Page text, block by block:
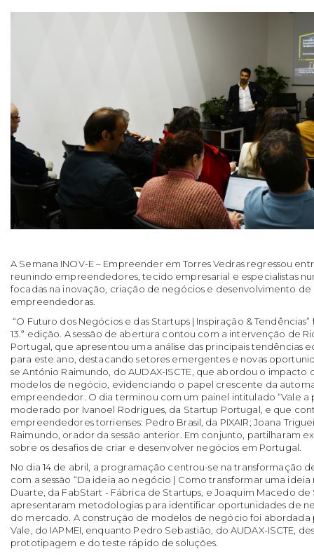
A Semana INOV-E – Empreender em Torres Vedras regressou
reunindo empreendedores, tecido empresarial e especialistas
focadas na inovação, criação de negócios e desenvolvimento
empreendedoras.
“O Futuro dos Negócios e das Startups | Inspiração &
13.ª edição. A sessão de abertura contou com a intervenção de
Portugal, que apresentou uma análise das principais tendências
para este ano, destacando setores emergentes e novas
se António Raimundo, do AUDAX-ISCTE, que abordou o impacto
modelos de negócio, evidenciando o papel crescente da
empreendedor. O dia terminou com um painel intitulado “Vale a
moderado por Ivanoel Rodrigues, da Startup Portugal, e que
empreendedores torrienses: Pedro Brasil, da PIXAIR; Joana
Raimundo, orador da sessão anterior. Em conjunto, partilharam
sobre os desafios de criar e desenvolver negócios em Portugal.
No dia 14 de abril, a programação centrou-se na transformação
com a sessão “Da ideia ao negócio | Como transformar uma
Duarte, da FabStart - Fábrica de Startups, e Joaquim Macedo de
apresentaram metodologias para identificar oportunidades de
do mercado. A construção de modelos de negócio foi abordada
Vale, do IAPMEI, enquanto Pedro Sebastião, do AUDAX-ISCTE,
prototipagem e do teste rápido de soluções.